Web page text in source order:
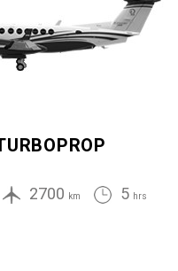
2700 km 5 hrs